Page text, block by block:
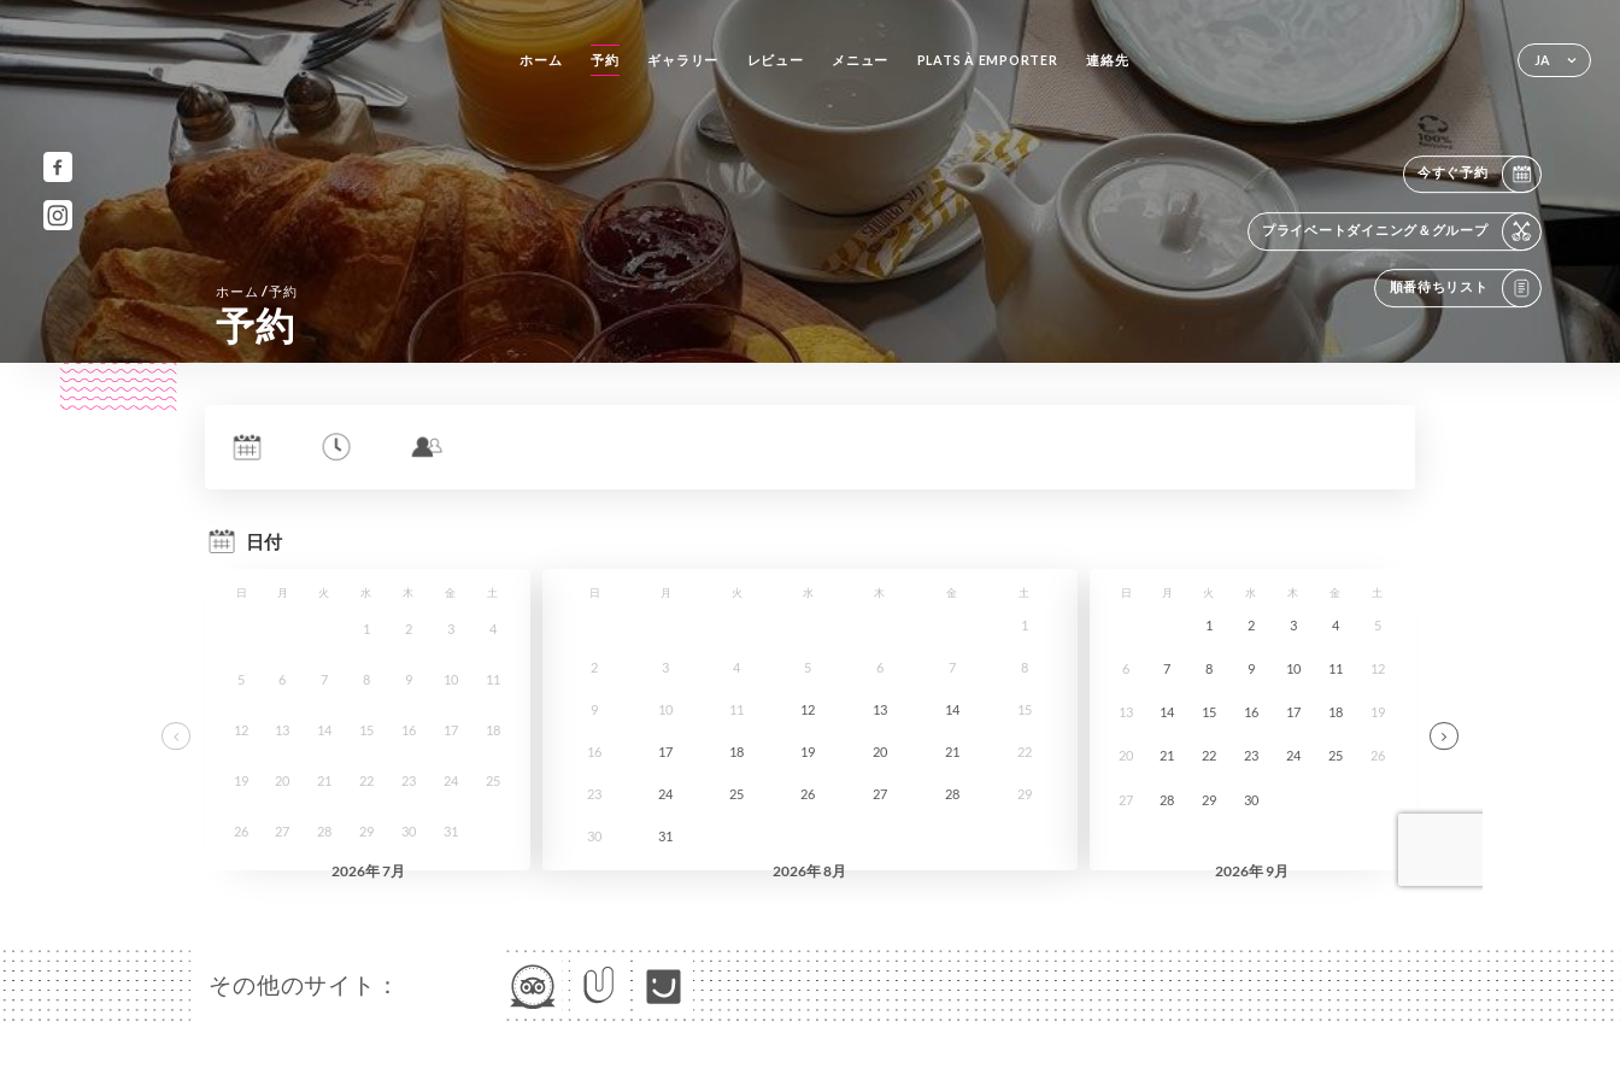
JA
ホーム 予約 ギャラリー レビュー メニュー PLATS À EMPORTER 連絡先
今すぐ予約
プライベートダイニング＆グループ
順番待ちリスト
ホーム/予約
予約
その他のサイト：